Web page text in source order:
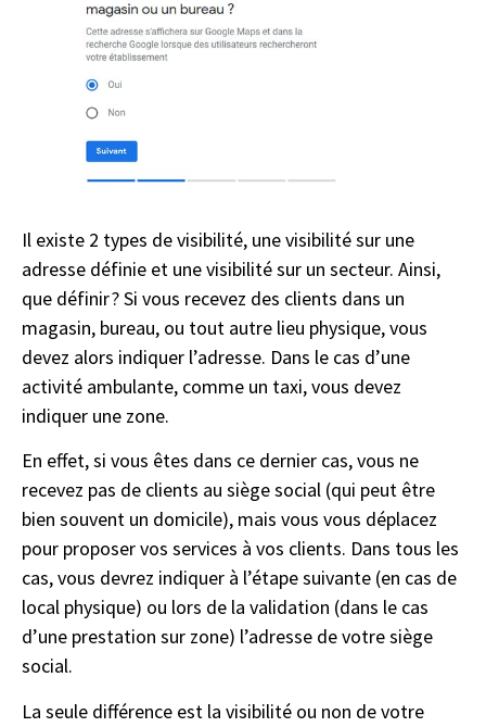
Il existe 2 types de visibilité, une visibilité sur une
adresse définie et une visibilité sur un secteur. Ainsi,
que définir ? Si vous recevez des clients dans un
magasin, bureau, ou tout autre lieu physique, vous
devez alors indiquer l’adresse. Dans le cas d’une
activité ambulante, comme un taxi, vous devez
indiquer une zone.
En effet, si vous êtes dans ce dernier cas, vous ne
recevez pas de clients au siège social (qui peut être
bien souvent un domicile), mais vous vous déplacez
pour proposer vos services à vos clients. Dans tous les
cas, vous devrez indiquer à l’étape suivante (en cas de
local physique) ou lors de la validation (dans le cas
d’une prestation sur zone) l’adresse de votre siège
social.
La seule différence est la visibilité ou non de votre